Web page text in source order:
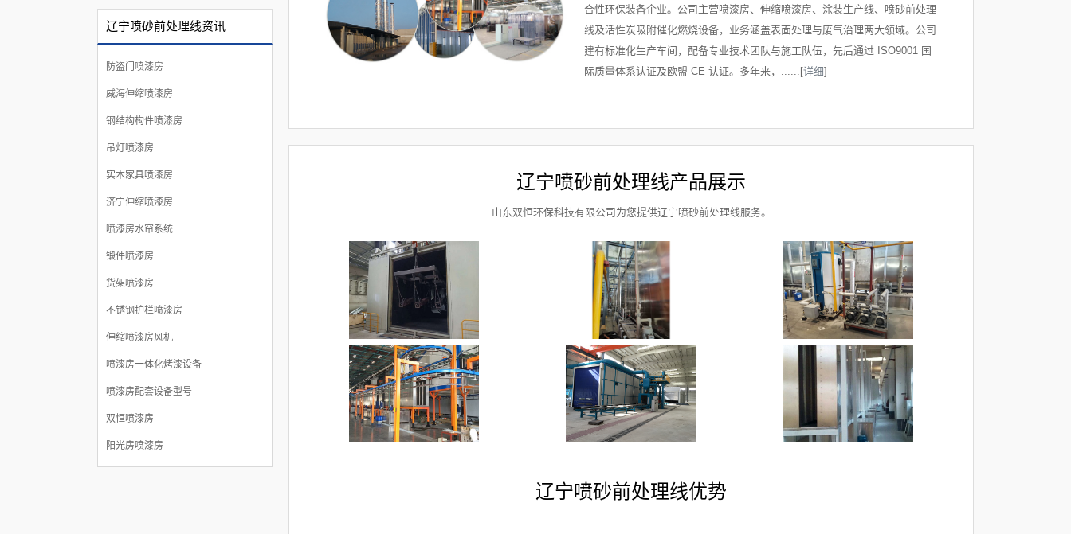
辽宁喷砂前处理线资讯
防盗门喷漆房
威海伸缩喷漆房
钢结构构件喷漆房
吊灯喷漆房
实木家具喷漆房
济宁伸缩喷漆房
喷漆房水帘系统
锻件喷漆房
货架喷漆房
不锈钢护栏喷漆房
伸缩喷漆房风机
喷漆房一体化烤漆设备
喷漆房配套设备型号
双恒喷漆房
阳光房喷漆房
合性环保装备企业。公司主营喷漆房、伸缩喷漆房、涂装生产线、喷砂前处理
线及活性炭吸附催化燃烧设备，业务涵盖表面处理与废气治理两大领域。公司
建有标准化生产车间，配备专业技术团队与施工队伍，先后通过 ISO9001 国
际质量体系认证及欧盟 CE 认证。多年来，......[详细]
辽宁喷砂前处理线产品展示
山东双恒环保科技有限公司为您提供辽宁喷砂前处理线服务。
辽宁喷砂前处理线优势